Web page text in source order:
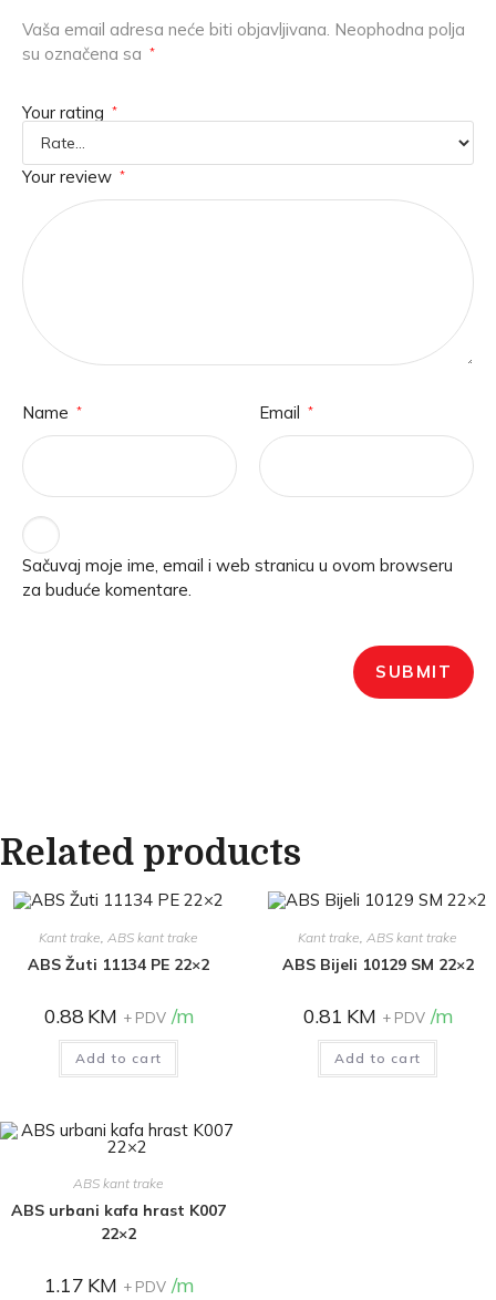
Vaša email adresa neće biti objavljivana. Neophodna polja
su označena sa
*
Your rating *
Your review *
Name * Email *
Sačuvaj moje ime, email i web stranicu u ovom browseru
za buduće komentare.
Related products
Kant trake, ABS kant trake
ABS Žuti 11134 PE 22×2
0.88 KM + PDV /m
Add to cart
Kant trake, ABS kant trake
ABS Bijeli 10129 SM 22×2
0.81 KM + PDV /m
Add to cart
ABS kant trake
ABS urbani kafa hrast K007
22×2
1.17 KM + PDV /m